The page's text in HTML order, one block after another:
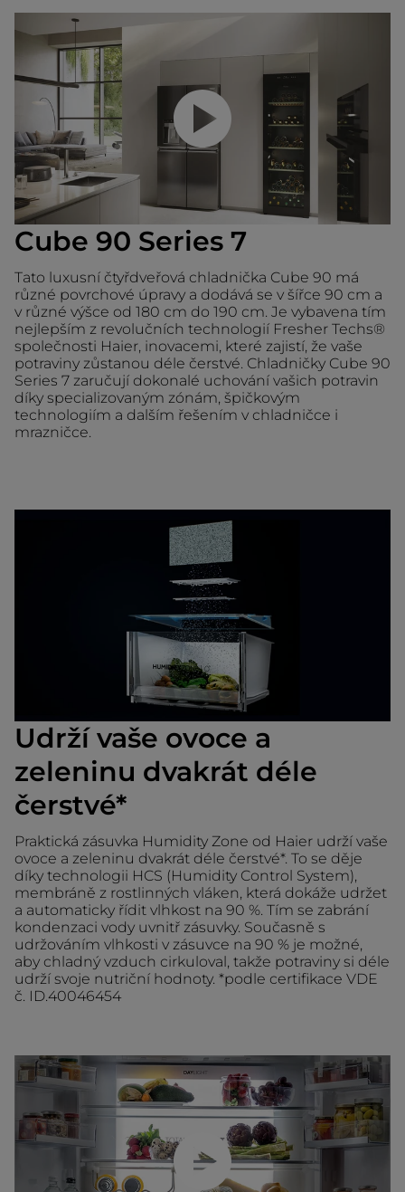
Přehrajte video
Cube 90 Series 7
Tato luxusní čtyřdveřová chladnička Cube 90 má
různé povrchové úpravy a dodává se v šířce 90 cm a
v různé výšce od 180 cm do 190 cm. Je vybavena tím
nejlepším z revolučních technologií Fresher Techs®
společnosti Haier, inovacemi, které zajistí, že vaše
potraviny zůstanou déle čerstvé. Chladničky Cube 90
Series 7 zaručují dokonalé uchování vašich potravin
díky specializovaným zónám, špičkovým
technologiím a dalším řešením v chladničce i
mrazničce.
Udrží vaše ovoce a
zeleninu dvakrát déle
čerstvé*
Praktická zásuvka Humidity Zone od Haier udrží vaše
ovoce a zeleninu dvakrát déle čerstvé*. To se děje
díky technologii HCS (Humidity Control System),
membráně z rostlinných vláken, která dokáže udržet
a automaticky řídit vlhkost na 90 %. Tím se zabrání
kondenzaci vody uvnitř zásuvky. Současně s
udržováním vlhkosti v zásuvce na 90 % je možné,
aby chladný vzduch cirkuloval, takže potraviny si déle
udrží svoje nutriční hodnoty. *podle certifikace VDE
č. ID.40046454
Přehrajte video